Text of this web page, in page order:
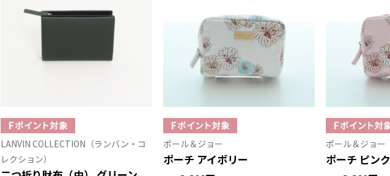
LANVIN COLLECTION（ランバン・コ
レクション）
ポール＆ジョー
ポーチ アイボリー
ポール＆ジョー
ポーチ ピンク